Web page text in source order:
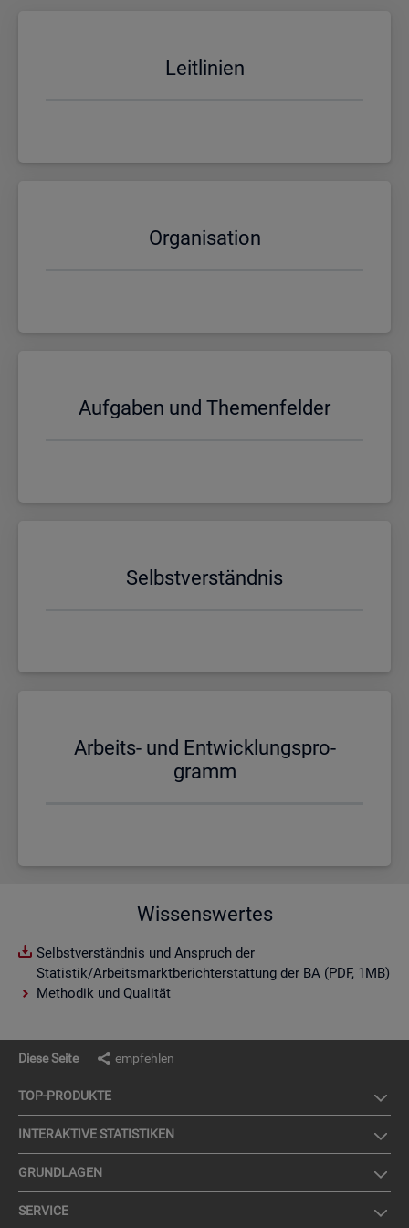
Leit­li­ni­en
Or­ga­ni­sa­ti­on
Auf­ga­ben und The­men­fel­der
Selbst­ver­ständ­nis
Ar­beits- und Ent­wick­lungs­pro­
gramm
Wissenswertes
Selbstverständnis und Anspruch der
Statistik/Arbeitsmarktberichterstattung der BA (PDF, 1MB)
Methodik und Qualität
Diese Seite empfehlen
TOP-PRO­DUK­TE
IN­TER­AK­TI­VE STA­TIS­TI­KEN
GRUND­LA­GEN
SER­VICE